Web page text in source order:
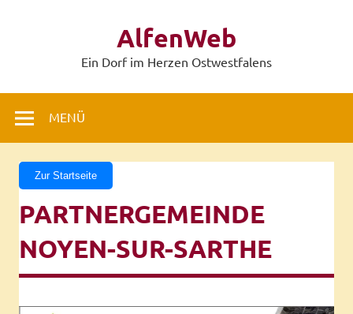
AlfenWeb
Ein Dorf im Herzen Ostwestfalens
MENÜ
Zur Startseite
PARTNERGEMEINDE
NOYEN-SUR-SARTHE